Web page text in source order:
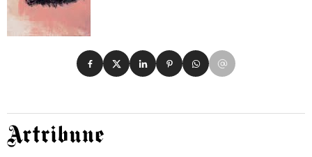
Condividi su Facebook
Condividi su X
Condividi su LinkedIn
Condividi su Pinterest
Condividi su WhatsApp
Condividi su Email
Artribune